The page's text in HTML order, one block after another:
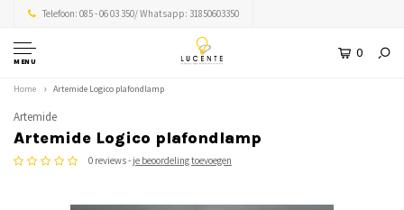
Telefoon: 085 - 06 03 350/ Whatsapp: 31850603350
MENU
0
Home Artemide Logico plafondlamp
Artemide
Artemide Logico plafondlamp
0 reviews - je beoordeling toevoegen